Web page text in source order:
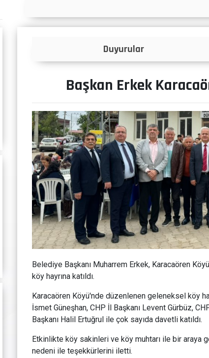
İlanlar
Başkan Erkek
Belediye Başkanı Muharrem Erkek, Karacaören
köy hayrına katıldı.
Karacaören Köyü'nde düzenlenen geleneksel köy
İsmet Güneşhan, CHP İl Başkanı Levent Gürbüz,
Başkanı Halil Ertuğrul ile çok sayıda davetli katıldı.
Etkinlikte köy sakinleri ve köy muhtarı ile bir
nedeni ile teşekkürlerini iletti.